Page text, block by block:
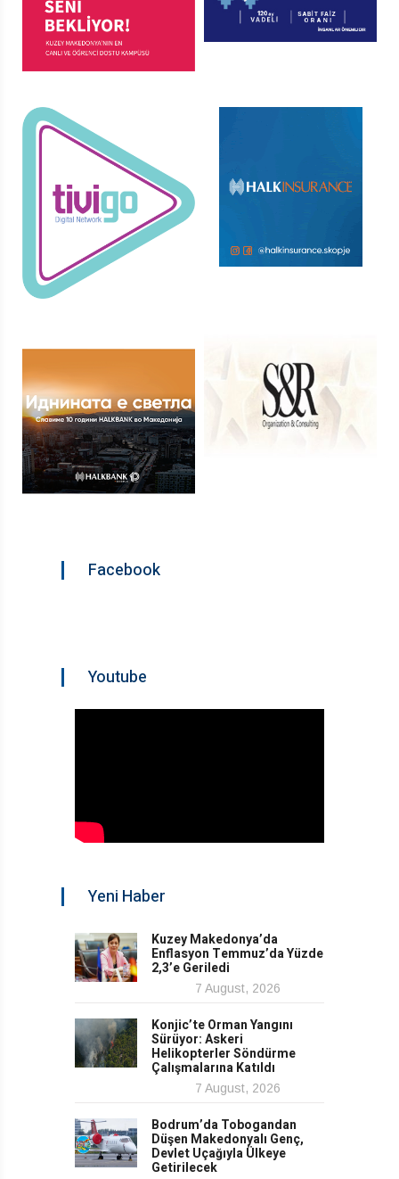
Facebook
Youtube
Yeni Haber
Kuzey Makedonya’da
Enflasyon Temmuz’da Yüzde
2,3’e Geriledi
7 August, 2026
Konjic’te Orman Yangını
Sürüyor: Askeri
Helikopterler Söndürme
Çalışmalarına Katıldı
7 August, 2026
Bodrum’da Tobogandan
Düşen Makedonyalı Genç,
Devlet Uçağıyla Ülkeye
Getirilecek